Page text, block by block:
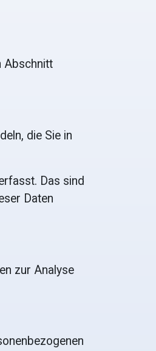
Abschnitt
die Sie in
Das sind
Daten
zur Analyse